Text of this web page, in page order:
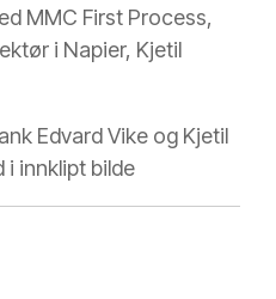
MMC First Process,
i Napier, Kjetil
Edvard Vike og Kjetil
i innklipt bilde